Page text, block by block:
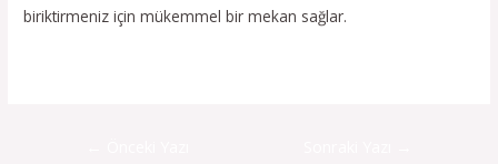
biriktirmeniz için mükemmel bir mekan sağlar.